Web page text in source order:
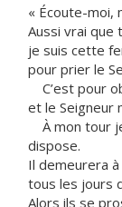
« Écoute-moi,
Aussi vrai que
je suis cette
pour prier le
C’est pour
et le Seigneur
À mon tour
dispose.
Il demeurera
tous les jours
Alors ils se